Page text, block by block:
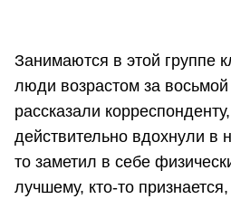
Занимаются в этой группе
люди возрастом за
рассказали
действительно вдохнули в
то заметил в себе
лучшему, кто-то